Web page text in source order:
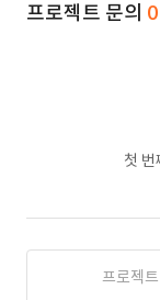
프로젝트 문의 0
첫
프로젝